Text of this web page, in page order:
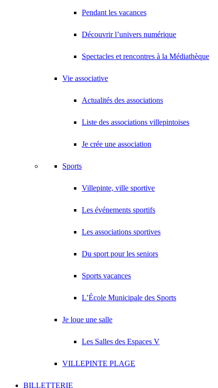
Pendant les vacances
Découvrir l’univers numérique
Spectacles et rencontres à la Médiathèque
Vie associative
Actualités des associations
Liste des associations villepintoises
Je crée une association
Sports
Villepinte, ville sportive
Les événements sportifs
Les associations sportives
Du sport pour les seniors
Sports vacances
L’École Municipale des Sports
Je loue une salle
Les Salles des Espaces V
VILLEPINTE PLAGE
BILLETTERIE